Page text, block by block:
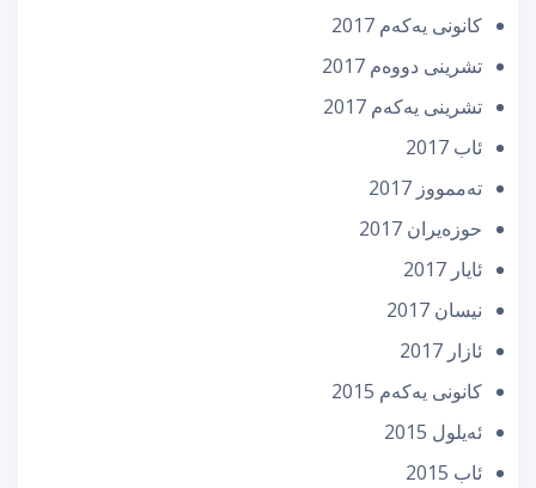
كانونی یه‌كه‌م 2017
تشرینی دووه‌م 2017
تشرینی یه‌كه‌م 2017
ئاب 2017
تەممووز 2017
حوزه‌یران 2017
ئایار 2017
نیسان 2017
ئازار 2017
كانونی یه‌كه‌م 2015
ئه‌یلول 2015
ئاب 2015